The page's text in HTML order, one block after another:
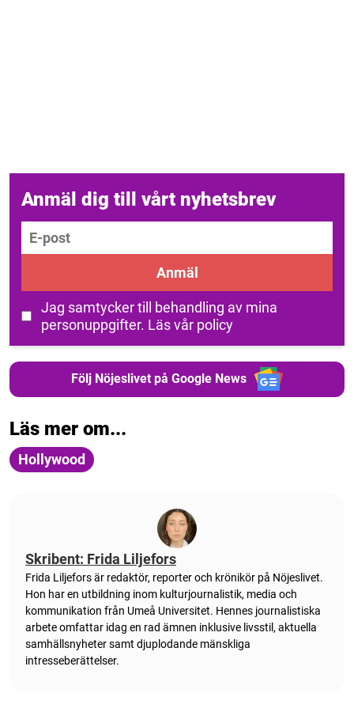
Anmäl dig till vårt nyhetsbrev
E-post
Anmäl
Jag samtycker till behandling av mina
personuppgifter. Läs vår policy
Följ Nöjeslivet på Google News
Läs mer om...
Hollywood
Skribent: Frida Liljefors
Frida Liljefors är redaktör, reporter och krönikör på Nöjeslivet.
Hon har en utbildning inom kulturjournalistik, media och
kommunikation från Umeå Universitet. Hennes journalistiska
arbete omfattar idag en rad ämnen inklusive livsstil, aktuella
samhällsnyheter samt djuplodande mänskliga
intresseberättelser.